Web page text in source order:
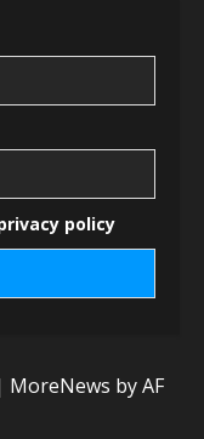
policy
MoreNews by AF